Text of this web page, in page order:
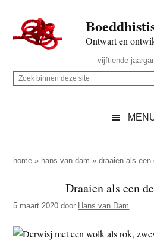
naar
de
inhoud
secondary
naar
de
sidebar
naar
de
Ontwart en
Rechts
vijftiende
Z
p
z
e
Z
i
e
d
home » hans van dam »draaien als een
Draaien als een
5 maart 2020 door Hans van Dam